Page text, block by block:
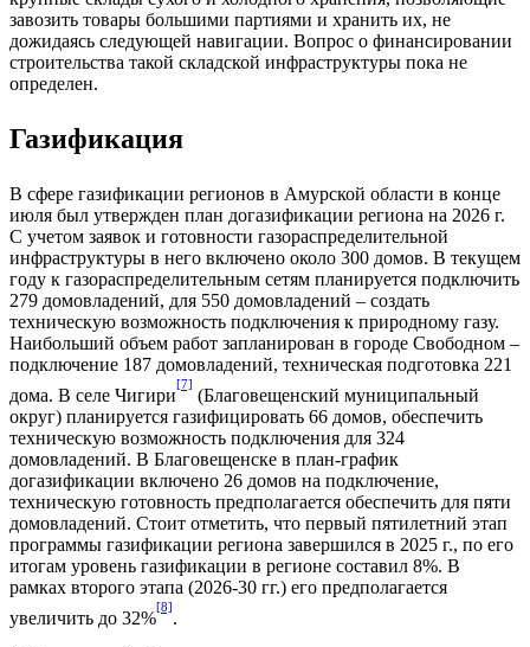
завозить товары большими партиями и хранить их, не
дожидаясь следующей навигации. Вопрос о финансировании
строительства такой складской инфраструктуры пока не
определен.
Газификация
В сфере газификации регионов в Амурской области в конце
июля был утвержден план догазификации региона на 2026 г.
С учетом заявок и готовности газораспределительной
инфраструктуры в него включено около 300 домов. В текущем
году к газораспределительным сетям планируется подключить
279 домовладений, для 550 домовладений – создать
техническую возможность подключения к природному газу.
Наибольший объем работ запланирован в городе Свободном –
подключение 187 домовладений, техническая подготовка 221
дома. В селе Чигири
[7]
(Благовещенский муниципальный
округ) планируется газифицировать 66 домов, обеспечить
техническую возможность подключения для 324
домовладений. В Благовещенске в план-график
догазификации включено 26 домов на подключение,
техническую готовность предполагается обеспечить для пяти
домовладений. Стоит отметить, что первый пятилетний этап
программы газификации региона завершился в 2025 г., по его
итогам уровень газификации в регионе составил 8%. В
рамках второго этапа (2026-30 гг.) его предполагается
увеличить до 32%
[8]
.